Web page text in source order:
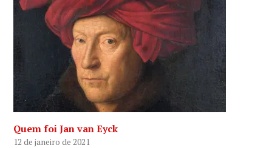
Quem foi Jan van Eyck
12 de janeiro de 2021